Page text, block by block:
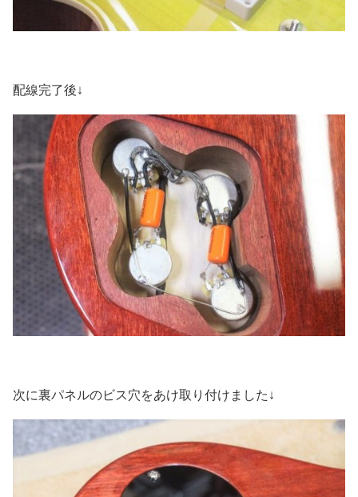
配線完了後↓
次に裏パネルのビス穴をあけ取り付けました↓